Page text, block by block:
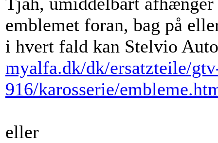
emblemet foran, bag på
i hvert fald kan Stelvio
myalfa.dk/dk/ersatzteile/
916/karosserie/
eller